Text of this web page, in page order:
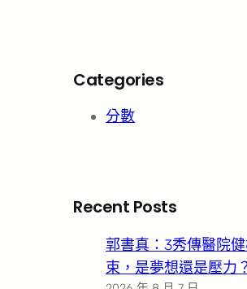
Categories
分數
Recent Posts
郭書真：3秀傳醫院
束，是夢想還是壓力